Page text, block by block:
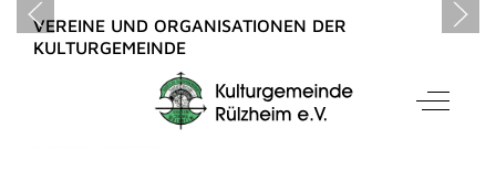
Mobile Menu Toggle Off-
VEREINE UND ORGANISATIONEN DER
KULTURGEMEINDE